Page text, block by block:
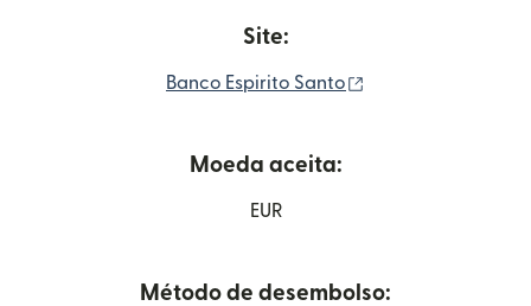
Site:
Banco Espirito Santo
Moeda aceita:
EUR
Método de desembolso: